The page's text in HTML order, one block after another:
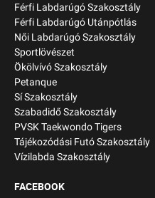
Férfi Labdarúgó Szakosztály
Férfi Labdarúgó Utánpótlás
Női Labdarúgó Szakosztály
Sportlövészet
Ökölvívó Szakosztály
Petanque
Sí Szakosztály
Szabadidő Szakosztály
PVSK Taekwondo Tigers
Tájékozódási Futó Szakosztály
Vízilabda Szakosztály
FACEBOOK